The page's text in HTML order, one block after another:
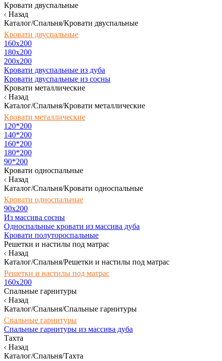
Кровати двуспальные
Назад
Каталог/Спальня/Кровати двуспальные
Кровати двуспальные
160х200
180x200
200x200
Кровати двуспальные из дуба
Кровати двуспальные из сосны
Кровати металлические
Назад
Каталог/Спальня/Кровати металлические
Кровати металлические
120*200
140*200
160*200
180*200
90*200
Кровати односпальные
Назад
Каталог/Спальня/Кровати односпальные
Кровати односпальные
90х200
Из массива сосны
Односпальные кровати из массива дуба
Кровати полутороспальные
Решетки и настилы под матрас
Назад
Каталог/Спальня/Решетки и настилы под матрас
Решетки и настилы под матрас
160х200
Спальные гарнитуры
Назад
Каталог/Спальня/Спальные гарнитуры
Спальные гарнитуры
Спальные гарнитуры из массива дуба
Тахта
Назад
Каталог/Спальня/Тахта